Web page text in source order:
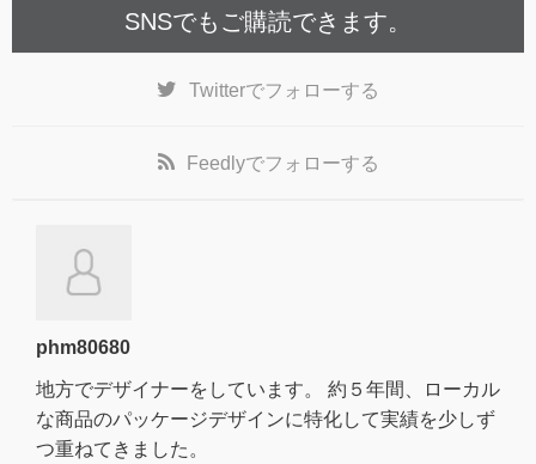
SNSでもご購読できます。
Twitterでフォローする
Feedlyでフォローする
phm80680
地方でデザイナーをしています。 約５年間、ローカル
な商品のパッケージデザインに特化して実績を少しず
つ重ねてきました。